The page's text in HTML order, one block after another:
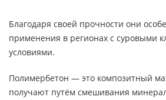
Благодаря своей прочности они
применения в регионах с суровыми
условиями.
Полимербетон — это композитный
получают путём смешивания